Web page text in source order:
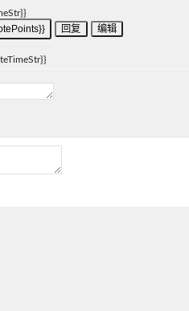
回复 编辑